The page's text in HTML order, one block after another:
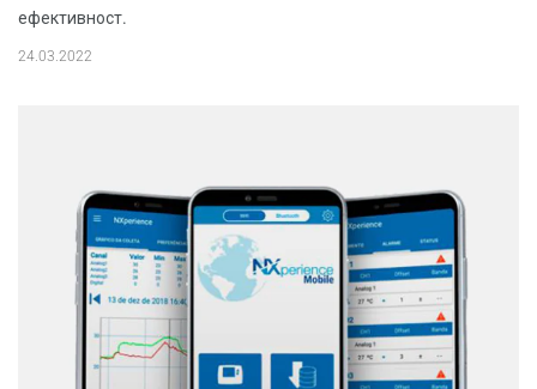
ефективност.
24.03.2022